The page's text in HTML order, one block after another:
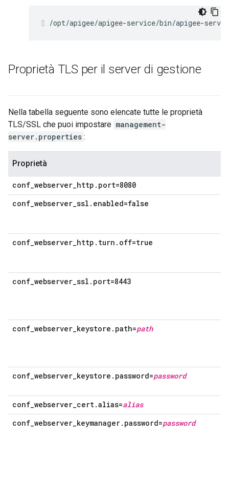
/opt/apigee/apigee-service/bin/apigee-
Proprietà TLS per il server di gestione
Nella tabella seguente sono elencate tutte le proprietà
TLS/SSL che puoi impostare management-
server.properties :
Proprietà
conf_webserver_http.port=8080
conf_webserver_ssl.enabled=false
conf_webserver_http.turn.off=true
conf_webserver_ssl.port=8443
conf_webserver_keystore.path=path
conf_webserver_keystore.password=password
conf_webserver_cert.alias=alias
conf_webserver_keymanager.password=password